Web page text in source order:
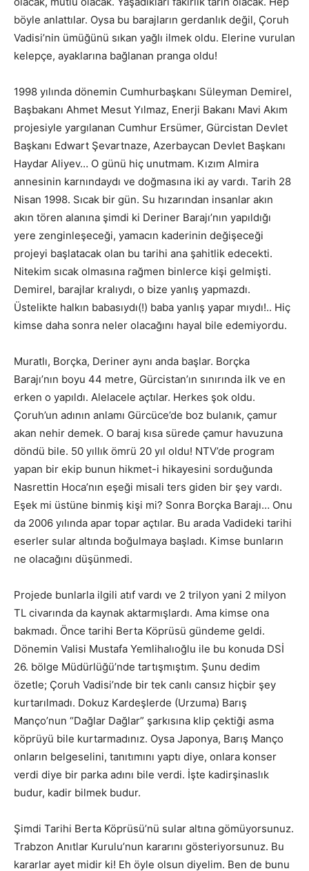
böyle anlattılar. Oysa bu barajların gerdanlık değil, Çoruh
Vadisi’nin ümüğünü sıkan yağlı ilmek oldu. Elerine vurulan
kelepçe, ayaklarına bağlanan pranga oldu!
1998 yılında dönemin Cumhurbaşkanı Süleyman Demirel,
Başbakanı Ahmet Mesut Yılmaz, Enerji Bakanı Mavi Akım
projesiyle yargılanan Cumhur Ersümer, Gürcistan Devlet
Başkanı Edwart Şevartnaze, Azerbaycan Devlet Başkanı
Haydar Aliyev… O günü hiç unutmam. Kızım Almira
annesinin karnındaydı ve doğmasına iki ay vardı. Tarih 28
Nisan 1998. Sıcak bir gün. Su hızarından insanlar akın
akın tören alanına şimdi ki Deriner Barajı’nın yapıldığı
yere zenginleşeceği, yamacın kaderinin değişeceği
projeyi başlatacak olan bu tarihi ana şahitlik edecekti.
Nitekim sıcak olmasına rağmen binlerce kişi gelmişti.
Demirel, barajlar kralıydı, o bize yanlış yapmazdı.
Üstelikte halkın babasıydı(!) baba yanlış yapar mıydı!.. Hiç
kimse daha sonra neler olacağını hayal bile edemiyordu.
Muratlı, Borçka, Deriner aynı anda başlar. Borçka
Barajı’nın boyu 44 metre, Gürcistan’ın sınırında ilk ve en
erken o yapıldı. Alelacele açtılar. Herkes şok oldu.
Çoruh’un adının anlamı Gürcüce’de boz bulanık, çamur
akan nehir demek. O baraj kısa sürede çamur havuzuna
döndü bile. 50 yıllık ömrü 20 yıl oldu! NTV’de program
yapan bir ekip bunun hikmet-i hikayesini sorduğunda
Nasrettin Hoca’nın eşeği misali ters giden bir şey vardı.
Eşek mi üstüne binmiş kişi mi? Sonra Borçka Barajı… Onu
da 2006 yılında apar topar açtılar. Bu arada Vadideki tarihi
eserler sular altında boğulmaya başladı. Kimse bunların
ne olacağını düşünmedi.
Projede bunlarla ilgili atıf vardı ve 2 trilyon yani 2 milyon
TL civarında da kaynak aktarmışlardı. Ama kimse ona
bakmadı. Önce tarihi Berta Köprüsü gündeme geldi.
Dönemin Valisi Mustafa Yemlihalıoğlu ile bu konuda DSİ
26. bölge Müdürlüğü’nde tartışmıştım. Şunu dedim
özetle; Çoruh Vadisi’nde bir tek canlı cansız hiçbir şey
kurtarılmadı. Dokuz Kardeşlerde (Urzuma) Barış
Manço’nun “Dağlar Dağlar” şarkısına klip çektiği asma
köprüyü bile kurtarmadınız. Oysa Japonya, Barış Manço
onların belgeselini, tanıtımını yaptı diye, onlara konser
verdi diye bir parka adını bile verdi. İşte kadirşinaslık
budur, kadir bilmek budur.
Şimdi Tarihi Berta Köprüsü’nü sular altına gömüyorsunuz.
Trabzon Anıtlar Kurulu’nun kararını gösteriyorsunuz. Bu
kararlar ayet midir ki! Eh öyle olsun diyelim. Ben de bunu